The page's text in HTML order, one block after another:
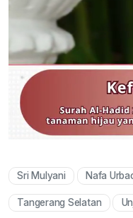
Sri Mulyani Nafa
Tangerang Selatan